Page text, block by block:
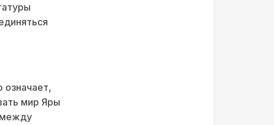
означает,
мир Яры
между